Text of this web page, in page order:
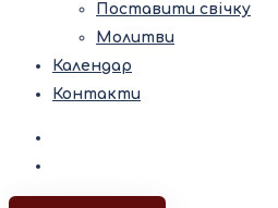
Поставити свічку
Молитви
Календар
Контакти